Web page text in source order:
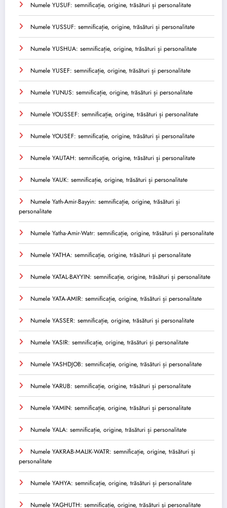
Numele YUSUF: semnificație, origine, trăsături și personalitate
Numele YUSSUF: semnificație, origine, trăsături și personalitate
Numele YUSHUA: semnificație, origine, trăsături și personalitate
Numele YUSEF: semnificație, origine, trăsături și personalitate
Numele YUNUS: semnificație, origine, trăsături și personalitate
Numele YOUSSEF: semnificație, origine, trăsături și personalitate
Numele YOUSEF: semnificație, origine, trăsături și personalitate
Numele YAUTAH: semnificație, origine, trăsături și personalitate
Numele YAUK: semnificație, origine, trăsături și personalitate
Numele Yath-Amir-Bayyin: semnificație, origine, trăsături și
personalitate
Numele Yatha-Amir-Watr: semnificație, origine, trăsături și personalitate
Numele YATHA: semnificație, origine, trăsături și personalitate
Numele YATAL-BAYYIN: semnificație, origine, trăsături și personalitate
Numele YATA-AMIR: semnificație, origine, trăsături și personalitate
Numele YASSER: semnificație, origine, trăsături și personalitate
Numele YASIR: semnificație, origine, trăsături și personalitate
Numele YASHDJOB: semnificație, origine, trăsături și personalitate
Numele YARUB: semnificație, origine, trăsături și personalitate
Numele YAMIN: semnificație, origine, trăsături și personalitate
Numele YALA: semnificație, origine, trăsături și personalitate
Numele YAKRAB-MALIK-WATR: semnificație, origine, trăsături și
personalitate
Numele YAHYA: semnificație, origine, trăsături și personalitate
Numele YAGHUTH: semnificație, origine, trăsături și personalitate